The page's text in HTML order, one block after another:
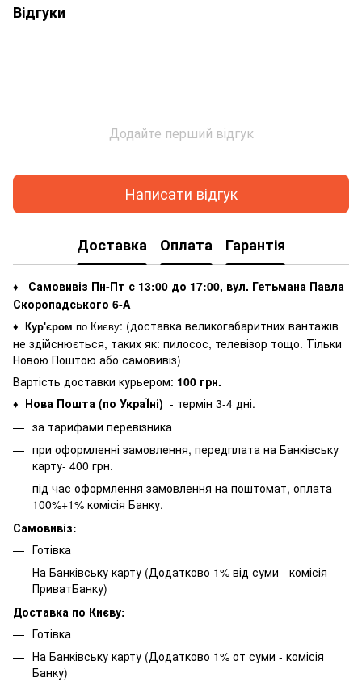
Відгуки
Додайте перший відгук
Написати відгук
Доставка Оплата Гарантія
♦
Самовивіз Пн-Пт с 13:00 до 17:00, вул. Гетьмана Павла
Скоропадського 6-А
♦ Кур'єром по Києву: (доставка великогабаритних вантажів
не здійснюється, таких як: пилосос, телевізор тощо. Тільки
Новою Поштою або самовивіз)
Вартість доставки курьером: 100 грн.
♦ Нова Пошта (по УкраЇні) - термін 3-4 дні.
за тарифами перевізника
при оформленні замовлення, передплата на Банківську
карту- 400 грн.
під час оформлення замовлення на поштомат, оплата
100%+1% комісія Банку.
Самовивіз:
Готівка
На Банківську карту (Додатково 1% від суми - комісія
ПриватБанку)
Доставка по Києву:
Готівка
На Банківську карту (Додатково 1% от суми - комісія
Банку)